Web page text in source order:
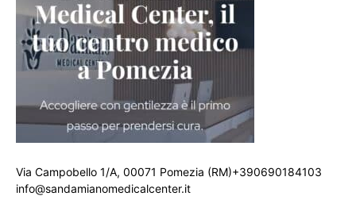
Via Campobello 1/A, 00071 Pomezia (RM)+390690184103
info@sandamianomedicalcenter.it